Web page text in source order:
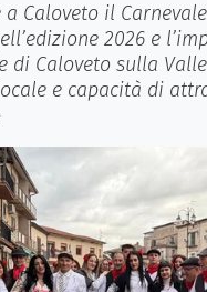
Caloveto il
2026 e
di Caloveto sulla
e capacità di